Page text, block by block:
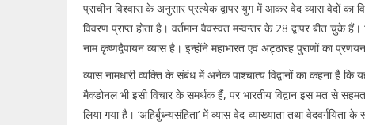
प्राचीन विश्वास के अनुसार प्रत्येक द्वापर युग में आकर वेद व्यास वेदों
विवरण प्राप्त होता है। वर्तमान वैवस्वत मन्वन्तर के 28 द्वापर बीत चुके
नाम कृष्णद्वैपायन व्यास है। इन्होंने महाभारत एवं अट्ठारह पुराणों का
व्यास नामधारी व्यक्ति के संबंध में अनेक पाश्चात्य विद्वानों का कहना है
मैक्डोनल भी इसी विचार के समर्थक हैं, पर भारतीय विद्वान इस मत से
लिया गया है। ‘अहिर्बुध्न्यसंहिता’ में व्यास वेद-व्याख्याता तथा वेदवर्गयिता